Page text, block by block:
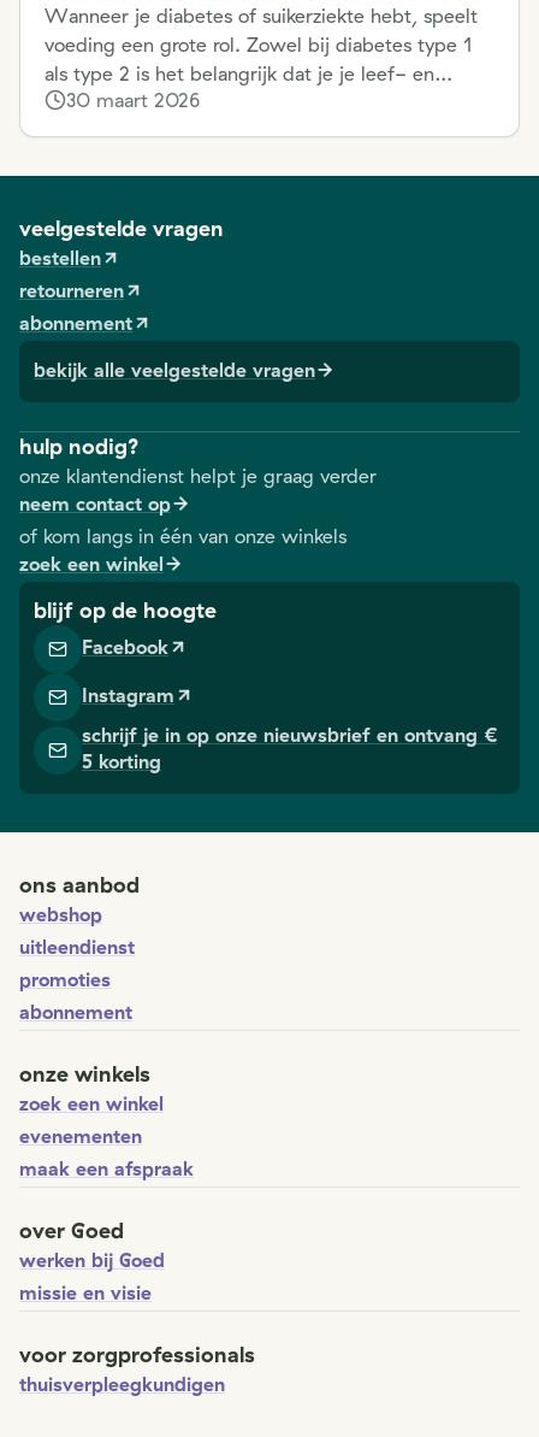
Wanneer je diabetes of suikerziekte hebt, speelt
voeding een grote rol. Zowel bij diabetes type 1
als type 2 is het belangrijk dat je je leef- en
voedingsgewoonten aanpast. Dankzij een
aangepast dieet hou je je bloedsuikerspiegel
voorkomen. Maar wat mag je nu wel en vooral
niet eten met diabetes? We geven je hieronder 9
praktische tips mee.
30 maart 2026
veelgestelde vragen
bestellen
retourneren
abonnement
bekijk alle veelgestelde vragen
hulp nodig?
onze klantendienst helpt je graag verder
neem contact op
of kom langs in één van onze winkels
zoek een winkel
blijf op de hoogte
Facebook
Instagram
schrijf je in op onze nieuwsbrief en ontvang €
5 korting
ons aanbod
webshop
uitleendienst
promoties
abonnement
onze winkels
zoek een winkel
evenementen
maak een afspraak
over Goed
werken bij Goed
missie en visie
voor zorgprofessionals
thuisverpleegkundigen